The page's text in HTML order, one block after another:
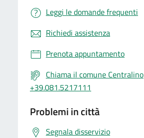
Leggi le domande frequenti
Richiedi assistenza
Prenota appuntamento
Chiama il comune Centralino
+39.081.5217111
Problemi in città
Segnala disservizio